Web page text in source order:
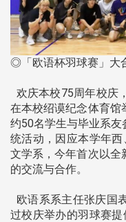
◎「欧语杯羽球赛」大
欢庆本校75周年校庆
在本校绍谟纪念体育馆
约50名学生与毕业系
统活动，因应本学年
文学系，今年首次以全
的交流与合作。
欧语系系主任张庆国
过校庆举办的羽球赛提